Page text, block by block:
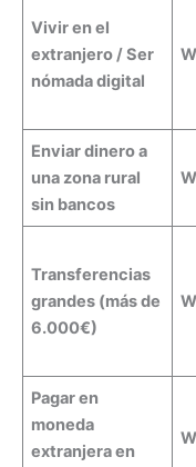
Vivir en el
extranjero / Ser
nómada digital
Enviar dinero a
una zona rural
sin bancos
Transferencias
grandes (más de
6.000€)
Pagar en
moneda
extranjera en